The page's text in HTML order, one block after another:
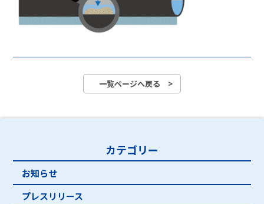
一覧ページへ戻る >
カテゴリー
お知らせ
プレスリリース